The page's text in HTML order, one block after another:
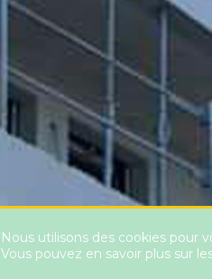
Nous utilisons des cookies pour
Vous pouvez en savoir plus sur